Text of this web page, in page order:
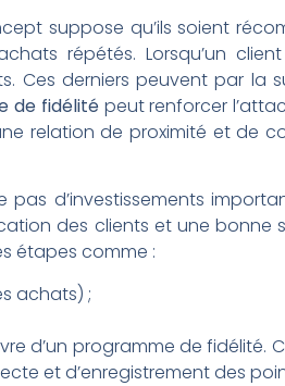
suppose qu’ils soient
répétés. Lorsqu’un
Ces derniers peuvent par la
de fidélité peut renforcer
relation de proximité et de
d’investissements
des clients et une bonne
étapes comme :
achats) ;
d’un programme de fidélité.
et d’enregistrement des